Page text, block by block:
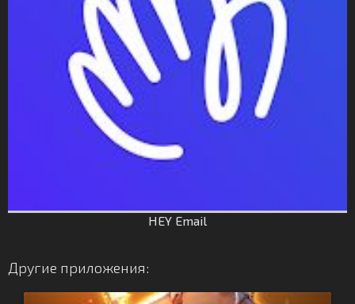
HEY Email
Другие приложения: